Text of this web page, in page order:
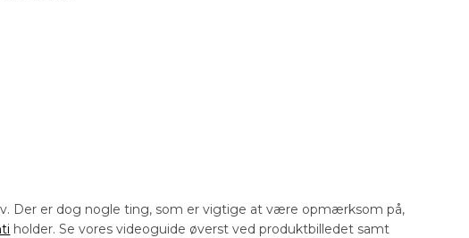
Der er dog nogle ting, som er vigtige at være opmærksom på,
holder. Se vores videoguide øverst ved produktbilledet samt